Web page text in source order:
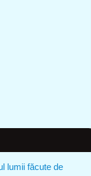
lumii făcute de